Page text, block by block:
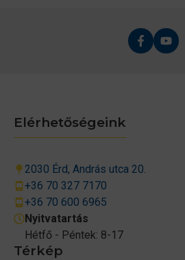
Térkép
Elérhetőségeink
2030 Érd, András utca 20.
+36 70 327 7170
+36 70 600 6965
Nyitvatartás
Hétfő - Péntek: 8-17